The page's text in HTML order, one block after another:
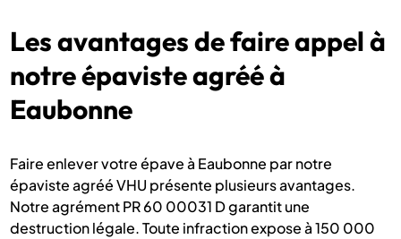
Les avantages de faire appel à
notre épaviste agréé à
Eaubonne
Faire enlever votre épave à Eaubonne par notre
épaviste agréé VHU présente plusieurs avantages.
Notre agrément PR 60 00031 D garantit une
destruction légale. Toute infraction expose à 150 000